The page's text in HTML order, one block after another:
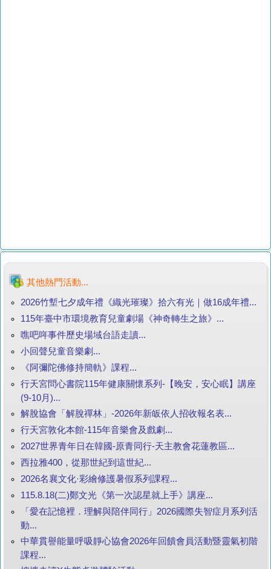
其他熱門活動...
2026竹塹七夕成年禮《織光璀璨》拾六有光｜做16成年禮...
115年臺中市環境教育兒童劇場《神奇轉生之旅》...
噍吧哖事件歷史場域台語走讀...
小回聲兒童音樂劇...
《阿彌陀佛修持簡軌》課程...
行天宮問心書院115年健康關懷系列-【晚安，安心眠】講座
(9-10月)...
解脫協會「解脫禪林」-2026年新皈依人招收報名表...
行天宮敦化本館-115年音樂會及戲劇...
2027世界青年日在韓國-原青同行-天主教會花蓮教區...
西拉雅400，從那世紀到這世紀...
2026名襄文化·彩繪修護暑假系列課程...
115.8.18(二)鄭文光《第一次認星就上手》講座...
「愛在記憶裡．理解與陪伴同行」2026國際失智症月系列活
動...
中華貫譽能量呼吸靜心協會2026年回饋會員活動暨靈氣初階
課程...